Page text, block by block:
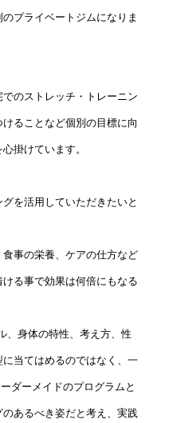
プライベートジムになりま
のストレッチ・トレーニン
ることなど個別の目標に向
掛けています。
を活用していただきたいと
事の栄養、ケアの仕方など
る事で効果は何倍にもなる
、身体の特性、考え方、性
当てはめるのではなく、一
ダーメイドのプログラムと
あるべき姿だと考え、実践